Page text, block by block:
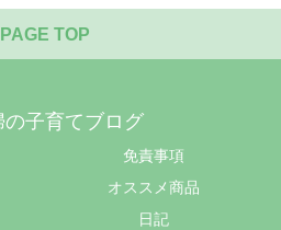
PAGE TOP
の子育てブログ
免責事項
オススメ商品
日記